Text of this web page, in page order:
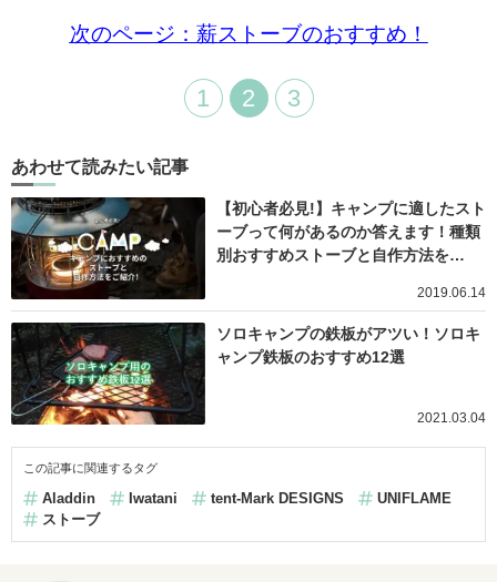
次のページ：薪ストーブのおすすめ！
1 2 3
あわせて読みたい記事
【初心者必見!】キャンプに適したスト
ーブって何があるのか答えます！種類
別おすすめストーブと自作方法を…
2019.06.14
ソロキャンプの鉄板がアツい！ソロキ
ャンプ鉄板のおすすめ12選
2021.03.04
この記事に関連するタグ
Aladdin Iwatani tent-Mark DESIGNS
UNIFLAME
ストーブ